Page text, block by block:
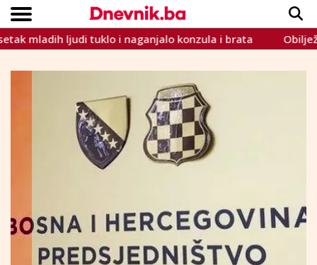
VIJESTI
SPORT
INTERVIEW
TEME
CRNA KRONIKA
LIFESTYLE
Copyright © Dnevnik.ba 2023.
ljudi tuklo i naganjalo konzula i brata Obilježava